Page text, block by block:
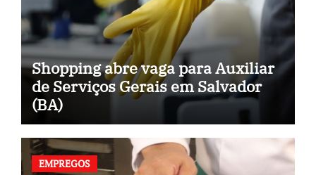
Shopping abre vaga para Auxiliar
de Serviços Gerais em Salvador
(BA)
EMPREGOS